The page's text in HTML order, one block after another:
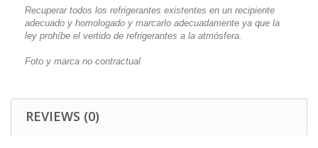
Recuperar todos los refrigerantes existentes en un recipiente
adecuado y homologado y marcarlo adecuadamente ya que la
ley prohíbe el vertido de refrigerantes a la atmósfera.
Foto y marca no contractual
REVIEWS (0)